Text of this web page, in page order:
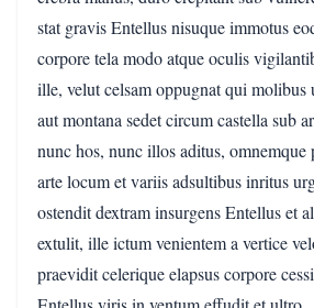
stat gravis Entellus nisuque immotus
corpore tela modo atque oculis
ille, velut celsam oppugnat qui molibus
aut montana sedet circum castella sub
nunc hos, nunc illos aditus, omnemque
arte locum et variis adsultibus inritus
ostendit dextram insurgens Entellus et
extulit, ille ictum venientem a vertice
praevidit celerique elapsus corpore